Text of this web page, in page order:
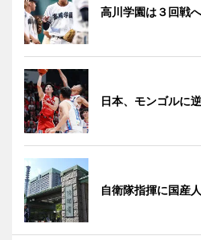
高川学園は３回戦
日本、モンゴルに
自衛隊指揮に国産